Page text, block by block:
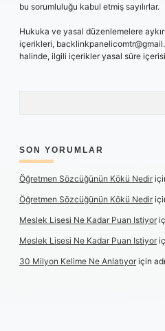
bu sorumluluğu kabul etmiş sayılırlar.
Hukuka ve yasal düzenlemelere
içerikleri,
halinde, ilgili içerikler yasal süre
SON YORUMLAR
Öğretmen Sözcüğünün Kökü Nedir
Öğretmen Sözcüğünün Kökü Nedir
Meslek Lisesi Ne Kadar Puan Istiyor
Meslek Lisesi Ne Kadar Puan Istiyor
30 Milyon Kelime Ne Anlatıyoriçin